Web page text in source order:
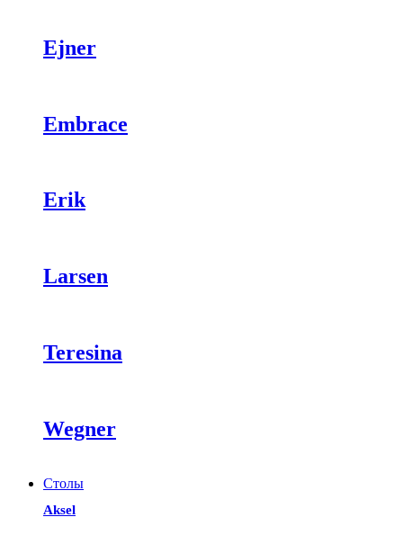
Ejner
Embrace
Erik
Larsen
Teresina
Wegner
Столы
Aksel